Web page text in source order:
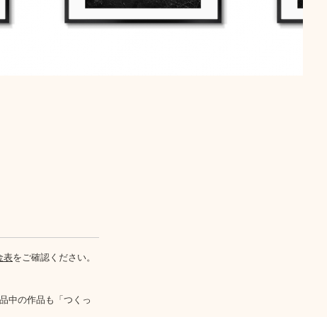
表をご確認ください。
中の作品も「つくっ